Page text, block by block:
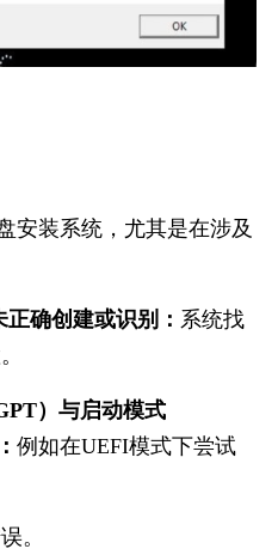
安装系统，尤其是在涉及
确创建或识别： 系统找
）与启动模式
例如在UEFI模式下尝试
。